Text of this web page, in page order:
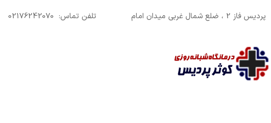
بهپردیس فاز 2 ، ضلع شمال غربی میدان امام تلفن تماس: 02176242070